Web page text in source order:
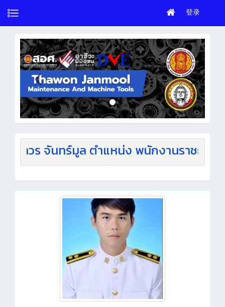
登录
มูล ตำแหน่ง พนักงานราชการ แผนกวิชาเ